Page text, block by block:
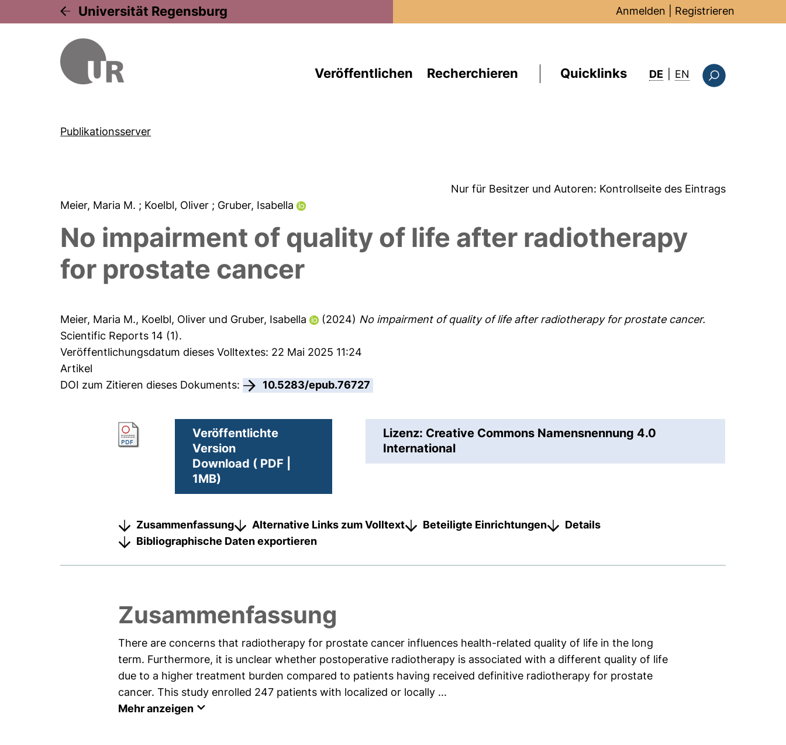
Universität Regensburg Anmelden Registrieren
Veröffentlichen Recherchieren Quicklinks DE EN : this page in
Publikationsserver
Nur für Besitzer und Autoren: Kontrollseite des Eintrags
Meier, Maria M. ; Koelbl, Oliver ; Gruber, Isabella
No impairment of quality of life after radiotherapy
for prostate cancer
Meier, Maria M., Koelbl, Oliver und Gruber, Isabella (2024) No impairment of quality of life after radiotherapy for prostate cancer.
Scientific Reports 14 (1).
Veröffentlichungsdatum dieses Volltextes: 22 Mai 2025 11:24
Artikel
DOI zum Zitieren dieses Dokuments:
10.5283/epub.76727
Veröffentlichte
Version
Download ( PDF |
1MB)
Lizenz: Creative Commons Namensnennung 4.0
International
Zusammenfassung Alternative Links zum Volltext Beteiligte Einrichtungen
Details
Bibliographische Daten exportieren
Zusammenfassung
There are concerns that radiotherapy for prostate cancer influences health-related quality of life in the long
term. Furthermore, it is unclear whether postoperative radiotherapy is associated with a different quality of life
due to a higher treatment burden compared to patients having received definitive radiotherapy for prostate
cancer. This study enrolled 247 patients with localized or locally ...
Mehr anzeigen